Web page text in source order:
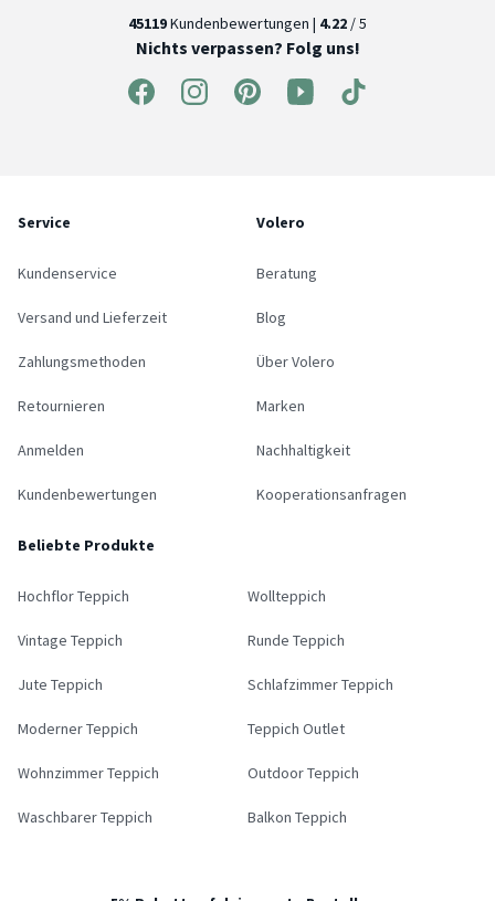
45119Kundenbewertungen | 4.22 / 5
Nichts verpassen? Folg uns!
Service
Kundenservice
Versand und Lieferzeit
Zahlungsmethoden
Retournieren
Anmelden
Kundenbewertungen
Volero
Beratung
Blog
Über Volero
Marken
Nachhaltigkeit
Kooperationsanfragen
Beliebte Produkte
Hochflor Teppich Wollteppich
Vintage Teppich Runde Teppich
Jute Teppich Schlafzimmer Teppich
Moderner Teppich Teppich Outlet
Wohnzimmer Teppich Outdoor Teppich
Waschbarer Teppich Balkon Teppich